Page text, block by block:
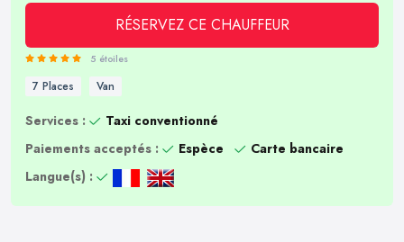
RÉSERVEZ CE CHAUFFEUR
5 étoiles
7 Places Van
Services :
Taxi conventionné
Paiements acceptés :
Espèce
Carte bancaire
Langue(s) :